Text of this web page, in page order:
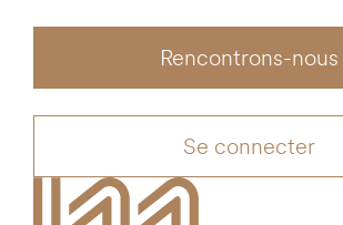
Rencontrons-nous
Se connecter